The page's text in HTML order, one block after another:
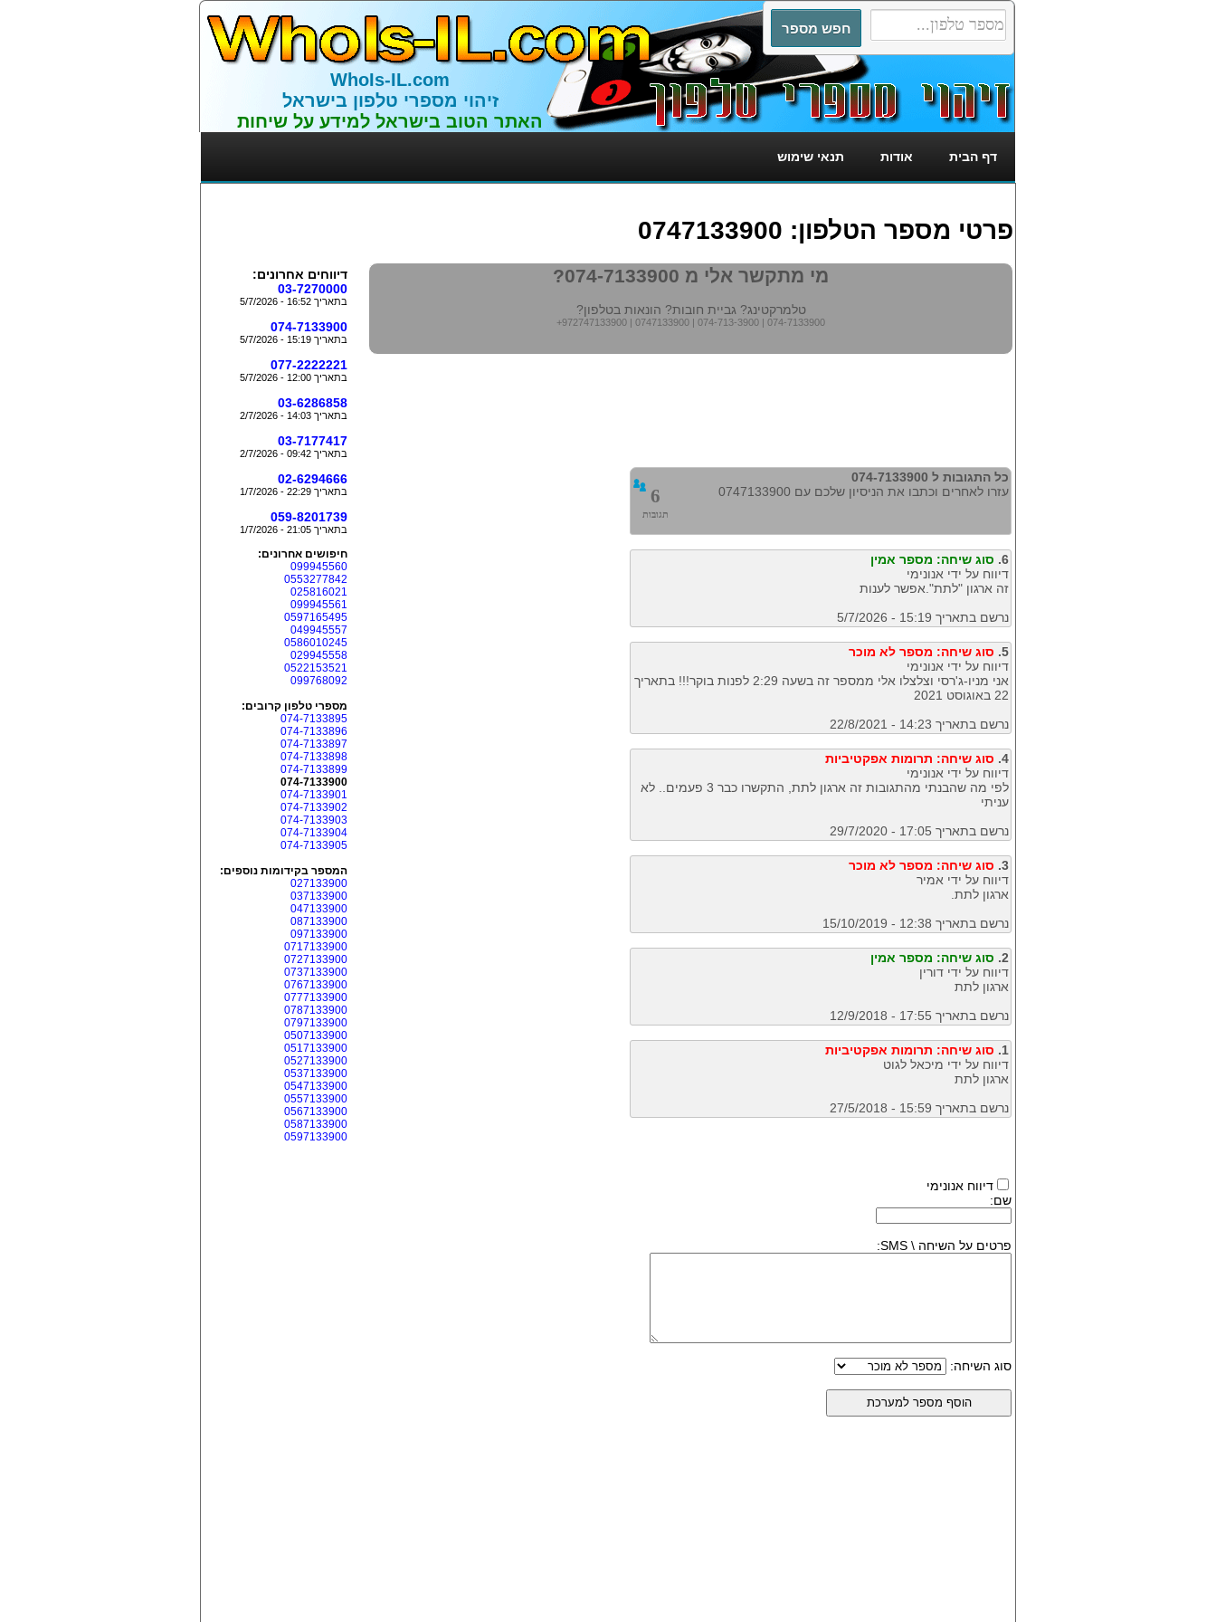
WhoIs-IL.com
זיהוי מספרי טלפון בישראל
האתר הטוב בישראל למידע על שיחות
דף הבית אודות תנאי שימוש
פרטי מספר הטלפון: 0747133900
מי מתקשר אלי מ 074-7133900?
טלמרקטינג? גביית חובות? הונאות בטלפון?
+972747133900 | 0747133900 | 074-713-3900 | 074-7133900
6
תגובות
כל התגובות ל 074-7133900
עזרו לאחרים וכתבו את הניסיון שלכם עם 0747133900
6. סוג שיחה: מספר אמין
דיווח על ידי אנונימי
זה ארגון "לתת".אפשר לענות
נרשם בתאריך 15:19 - 5/7/2026
5. סוג שיחה: מספר לא מוכר
דיווח על ידי אנונימי
אני מניו-ג'רסי וצלצלו אלי ממספר זה בשעה 2:29 לפנות בוקר!!! בתאריך
22 באוגוסט 2021
נרשם בתאריך 14:23 - 22/8/2021
4. סוג שיחה: תרומות אפקטיביות
דיווח על ידי אנונימי
לפי מה שהבנתי מהתגובות זה ארגון לתת, התקשרו כבר 3 פעמים.. לא
עניתי
נרשם בתאריך 17:05 - 29/7/2020
3. סוג שיחה: מספר לא מוכר
דיווח על ידי אמיר
ארגון לתת.
נרשם בתאריך 12:38 - 15/10/2019
2. סוג שיחה: מספר אמין
דיווח על ידי דורין
ארגון לתת
נרשם בתאריך 17:55 - 12/9/2018
1.
סוג שיחה: תרומות אפקטיביות
דיווח על ידי מיכאל לגוט
ארגון לתת
נרשם בתאריך 15:59 - 27/5/2018
דיווח אנונימי
שם:
פרטים על השיחה \ SMS:
סוג השיחה:
דיווחים אחרונים:
03-7270000
בתאריך 16:52 - 5/7/2026
074-7133900
בתאריך 15:19 - 5/7/2026
077-2222221
בתאריך 12:00 - 5/7/2026
03-6286858
בתאריך 14:03 - 2/7/2026
03-7177417
בתאריך 09:42 - 2/7/2026
02-6294666
בתאריך 22:29 - 1/7/2026
059-8201739
בתאריך 21:05 - 1/7/2026
חיפושים אחרונים:
099945560
0553277842
025816021
099945561
0597165495
049945557
0586010245
029945558
0522153521
099768092
מספרי טלפון קרובים:
074-7133895
074-7133896
074-7133897
074-7133898
074-7133899
074-7133900
074-7133901
074-7133902
074-7133903
074-7133904
074-7133905
המספר בקידומות נוספים:
027133900
037133900
047133900
087133900
097133900
0717133900
0727133900
0737133900
0767133900
0777133900
0787133900
0797133900
0507133900
0517133900
0527133900
0537133900
0547133900
0557133900
0567133900
0587133900
0597133900